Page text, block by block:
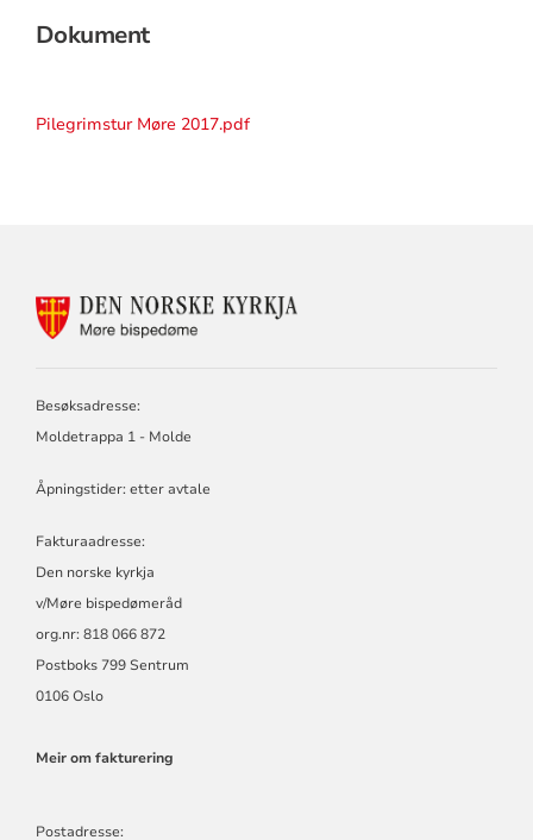
Dokument
Pilegrimstur Møre 2017.pdf
KONTAKTINFORMASJON
Besøksadresse:
Moldetrappa 1 - Molde
Åpningstider: etter avtale
Fakturaadresse:
Den norske kyrkja
v/Møre bispedømeråd
org.nr: 818 066 872
Postboks 799 Sentrum
0106 Oslo
Meir om fakturering
Postadresse: